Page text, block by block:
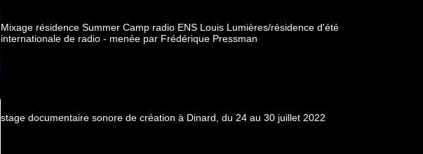
Mixage résidence Summer Camp radio ENS Louis Lumières/résidence d'été
internationale de radio - menée par Frédérique Pressman
stage documentaire sonore de création à Dinard, du 24 au 30 juillet 2022